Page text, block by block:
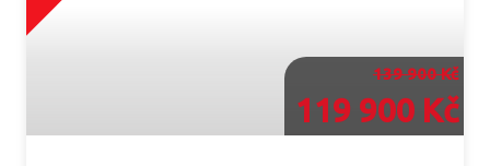
139 900 Kč
119 900 Kč